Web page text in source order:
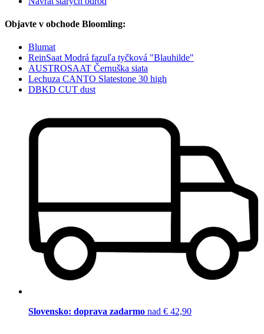
Objavte v obchode Bloomling:
Blumat
ReinSaat Modrá fazuľa tyčková "Blauhilde"
AUSTROSAAT Černuška siata
Lechuza CANTO Slatestone 30 high
DBKD CUT dust
Slovensko: doprava zadarmo nad € 42,90